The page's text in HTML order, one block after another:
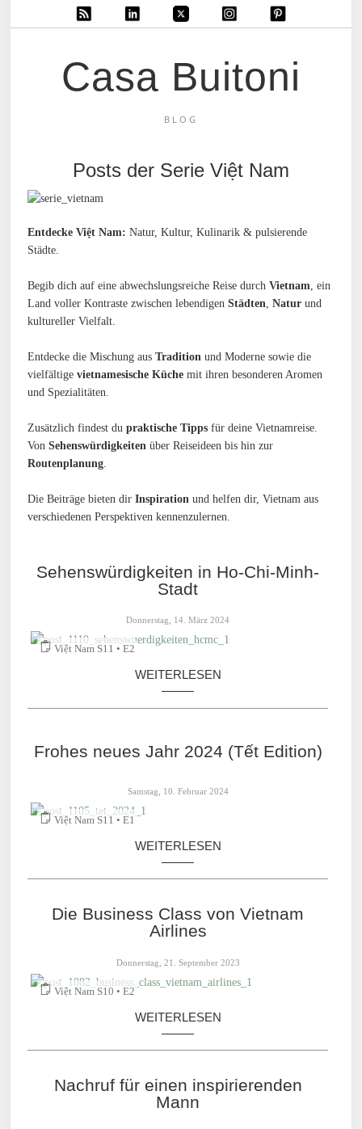
Casa Buitoni
BLOG
Posts der Serie Việt Nam
Entdecke Việt Nam: Natur, Kultur, Kulinarik & pulsierende
Städte.
Begib dich auf eine abwechslungsreiche Reise durchVietnam, ein
Land voller Kontraste zwischen lebendigenStädten,Natur und
kultureller Vielfalt.
Entdecke die Mischung ausTradition und Moderne sowie die
vielfältigevietnamesische Küche mit ihren besonderen Aromen
und Spezialitäten.
Zusätzlich findest dupraktische Tipps für deine Vietnamreise.
VonSehenswürdigkeiten über Reiseideen bis hin zur
Routenplanung.
Die Beiträge bieten dirInspiration und helfen dir, Vietnam aus
verschiedenen Perspektiven kennenzulernen.
Sehenswürdigkeiten in Ho-Chi-Minh-
Stadt
Donnerstag, 14. März 2024
Việt Nam S11 • E2
WEITERLESEN
Frohes neues Jahr 2024 (Tết Edition)
Samstag, 10. Februar 2024
Việt Nam S11 • E1
WEITERLESEN
Die Business Class von Vietnam
Airlines
Donnerstag, 21. September 2023
Việt Nam S10 • E2
WEITERLESEN
Nachruf für einen inspirierenden
Mann